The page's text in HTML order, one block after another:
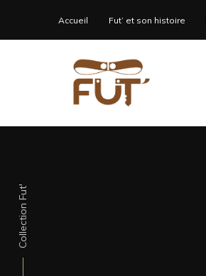
Accueil Fut’ et son histoire
Collection Fut'